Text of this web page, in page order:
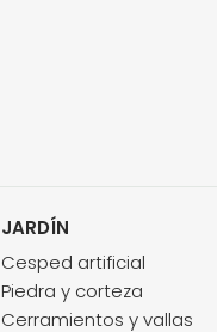
JARDÍN
Cesped artificial
Piedra y corteza
Cerramientos y vallas